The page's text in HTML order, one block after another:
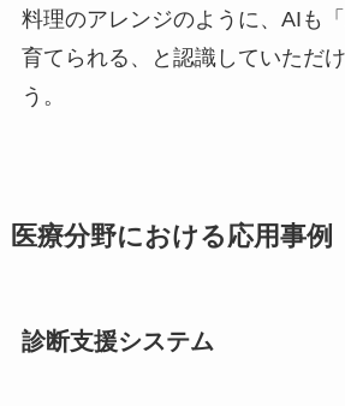
料理のアレンジのように、AIも
育てられる、と認識していただ
う。
医療分野における応用事例
診断支援システム